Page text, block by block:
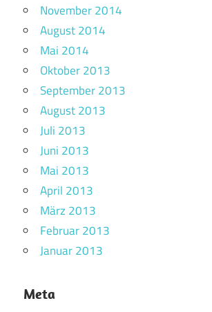
November 2014
August 2014
Mai 2014
Oktober 2013
September 2013
August 2013
Juli 2013
Juni 2013
Mai 2013
April 2013
März 2013
Februar 2013
Januar 2013
Meta